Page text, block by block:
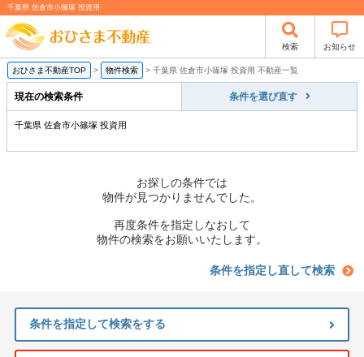
千葉県 佐倉市小篠塚 投資用
検索 お知らせ
おひさま不動産TOP > 物件検索 > 千葉県 佐倉市小篠塚 投資用 不動産一覧
現在の検索条件 条件を選び直す
千葉県 佐倉市小篠塚 投資用
お探しの条件では
物件が見つかりませんでした。
再度条件を指定しなおして
物件の検索をお願いいたします。
条件を指定し直して検索
条件を指定して検索をする